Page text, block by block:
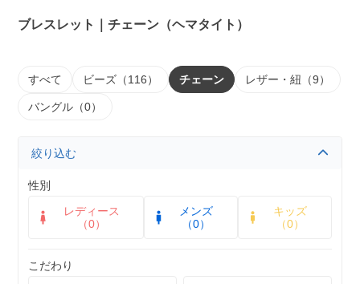
ブレスレット｜チェーン（ヘマタイト）
すべて ビーズ（116） チェーン レザー・紐（9）
バングル（0）
絞り込む
性別
レディース
（0）
メンズ
（0）
キッズ
（0）
こだわり